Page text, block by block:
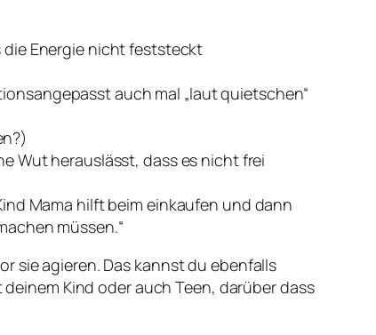
die Energie nicht feststeckt
auch mal „laut quietschen“
Wut herauslässt, dass es nicht frei
Mama hilft beim einkaufen und dann
müssen.“
sie agieren. Das kannst du ebenfalls
Kind oder auch Teen, darüber dass